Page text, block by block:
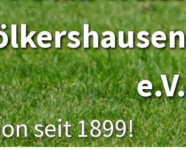
e.V.
seit 1899!